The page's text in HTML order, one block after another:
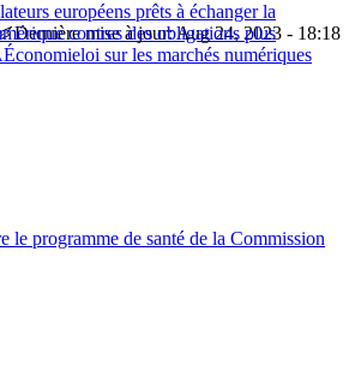
européens prêts à échanger la
contres des obligations plus
Dernière mise à jour: Aug 24, 2023 - 18:18
Économieloi sur les marchés numériques
le programme de santé de la Commission